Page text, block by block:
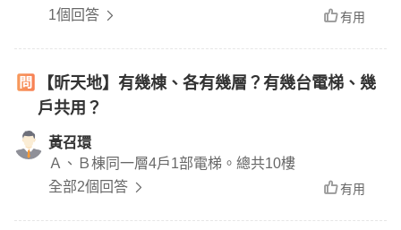
1個回答
有用
【昕天地】有幾棟、各有幾層？有幾台電梯、幾
戶共用？
黃召環
Ａ、Ｂ棟同一層4戶1部電梯。總共10樓
全部2個回答
有用